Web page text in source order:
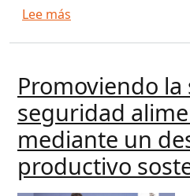
Lee más
Promoviendo
seguridad
mediante un
productivo